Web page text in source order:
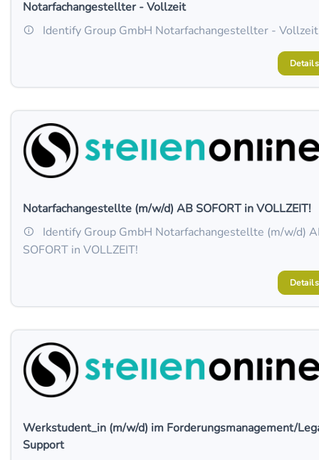
Notarfachangestellter - Vollzeit
Identify Group GmbH Notarfachangestellter - Vollzeit
Details
Notarfachangestellte (m/w/d) AB SOFORT in VOLLZEIT!
Identify Group GmbH Notarfachangestellte (m/w/d)
SOFORT in VOLLZEIT!
Details
Werkstudent_in (m/w/d) im Forderungsmanagement/
Support